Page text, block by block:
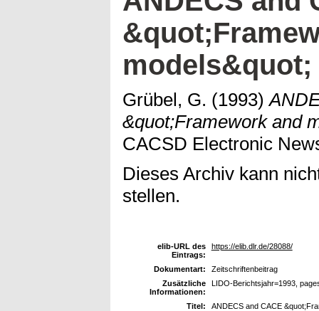
models&quot;
Grübel, G. (1993)
&quot;Framework and
CACSD Electronic
Dieses Archiv kann
stellen.
elib-URL des
Eintrags:
https://elib.dlr.de/28088/
Dokumentart:
Zeitschriftenbeitrag
Zusätzliche
Informationen:
LIDO-Berichtsjahr=1993,
Titel:
ANDECS and CACE